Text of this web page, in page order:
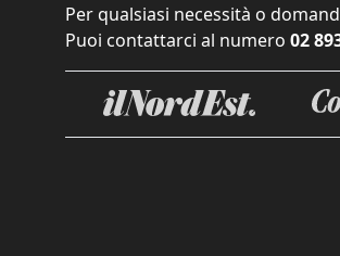
Per qualsiasi necessità o
Puoi contattarci al numero 02